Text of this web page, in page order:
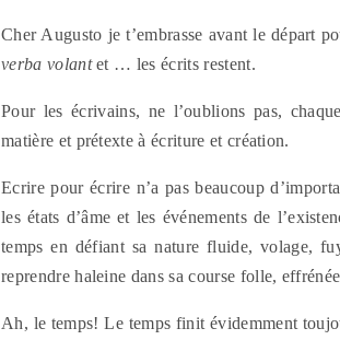
Cher Augusto je t’embrasse avant le départ
verba volantet … les écrits restent.
Pour les écrivains, ne l’oublions pas,
matière et prétexte à écriture et création.
Ecrire pour écrire n’a pas beaucoup
les états d’âme et les événements de
temps en défiant sa nature fluide, volage,
reprendre haleine dans sa course folle,
Ah, le temps! Le temps finit évidemment